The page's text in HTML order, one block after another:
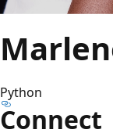
Python
Connect